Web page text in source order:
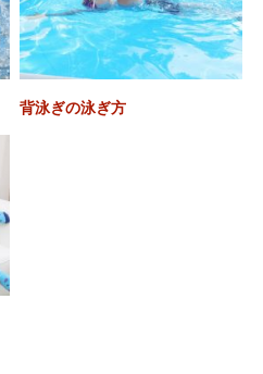
背泳ぎの泳ぎ方